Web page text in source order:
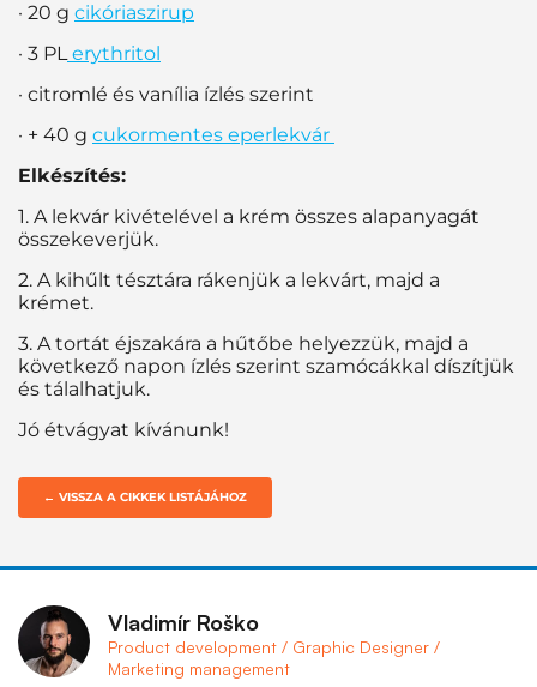
· 20 g cikóriaszirup
· 3 PLerythritol
· citromlé és vanília ízlés szerint
· + 40 g cukormentes eperlekvár
Elkészítés:
1. A lekvár kivételével a krém összes alapanyagát
összekeverjük.
2. A kihűlt tésztára rákenjük a lekvárt, majd a
krémet.
3. A tortát éjszakára a hűtőbe helyezzük, majd a
következő napon ízlés szerint szamócákkal díszítjük
és tálalhatjuk.
Jó étvágyat kívánunk!
← VISSZA A CIKKEK LISTÁJÁHOZ
Vladimír Roško
Product development / Graphic Designer /
Marketing management